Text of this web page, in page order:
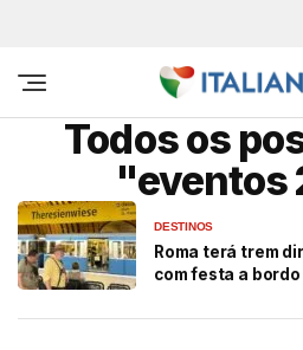
Todos os
"eventos
DESTINOS
Roma terá trem
com festa a bordo